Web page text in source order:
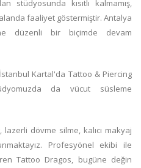
stüdyosunda kısıtlı kalmamış,
faaliyet göstermiştir. Antalya
düzenli bir biçimde devam
Kartal'da Tattoo & Piercing
da vücut süsleme
lazerli dövme silme, kalıcı makyaj
Profesyönel ekibi ile
Tattoo Dragos, bugüne değin